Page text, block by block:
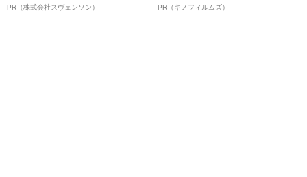
オイ”や“ベタつき”を解消す
PR（株式会社スヴェンソン）
ルインタビュー“観客を魅了した
PR（キノフィルムズ）